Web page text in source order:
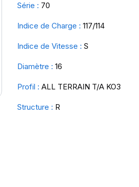
Série : 70
Indice de Charge : 117/114
Indice de Vitesse : S
Diamètre : 16
Profil : ALL TERRAIN T/A KO3
Structure : R